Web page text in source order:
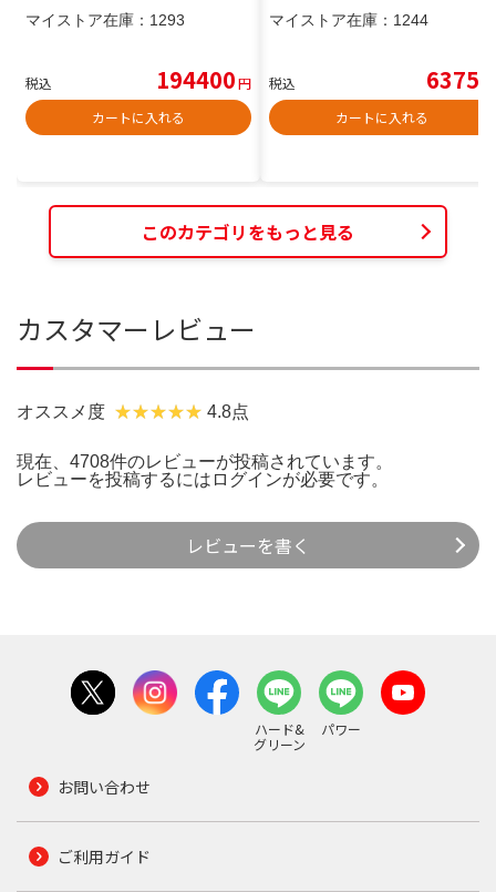
マイストア在庫： 1293
税込 194400円
カートに入れる
マイストア在庫： 1244
税込 6375
カートに入れる
このカテゴリをもっと見る
カスタマーレビュー
オススメ度 4.8点
現在、4708件のレビューが投稿されています。
レビューを投稿するには ログインが必要です。
レビューを書く
ハード&
グリーン
パワー
お問い合わせ
ご利用ガイド